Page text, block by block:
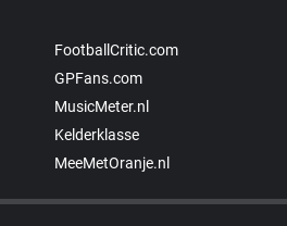
FootballCritic.com
GPFans.com
MusicMeter.nl
Kelderklasse
MeeMetOranje.nl